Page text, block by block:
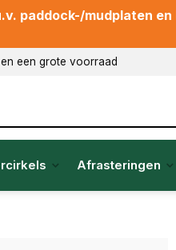
paddock-/mudplaten
een grote voorraad
Afrasteringen